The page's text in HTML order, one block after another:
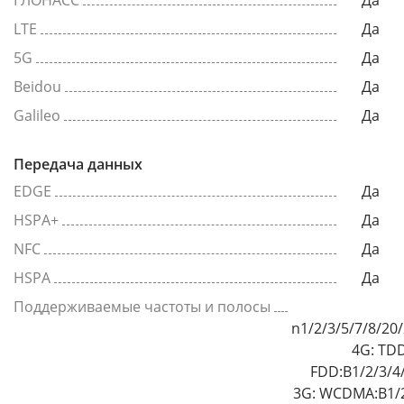
LTE
Да
5G
Да
Beidou
Да
Galileo
Да
Передача данных
EDGE
Да
HSPA+
Да
NFC
Да
HSPA
Да
Поддерживаемые частоты и полосы
n1/2/3/5/7/8/
4G:
FDD:B1/2/3/
3G: